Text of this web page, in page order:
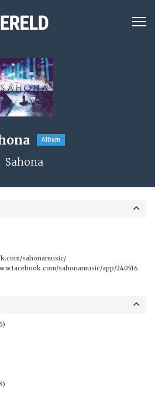
Album
Sahona
sahonamusic/
sahonamusic/app/240516